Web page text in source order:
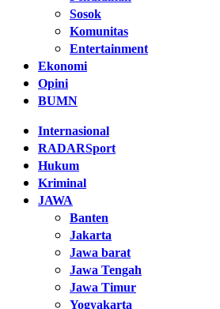
Sosok
Komunitas
Entertainment
Ekonomi
Opini
BUMN
Internasional
RADARSport
Hukum
Kriminal
JAWA
Banten
Jakarta
Jawa barat
Jawa Tengah
Jawa Timur
Yogyakarta